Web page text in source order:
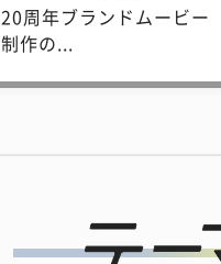
20周年ブランドムービー
制作の...